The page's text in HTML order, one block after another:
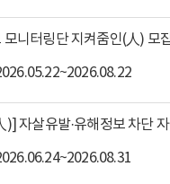
니터링단 지켜줌인(人) 모